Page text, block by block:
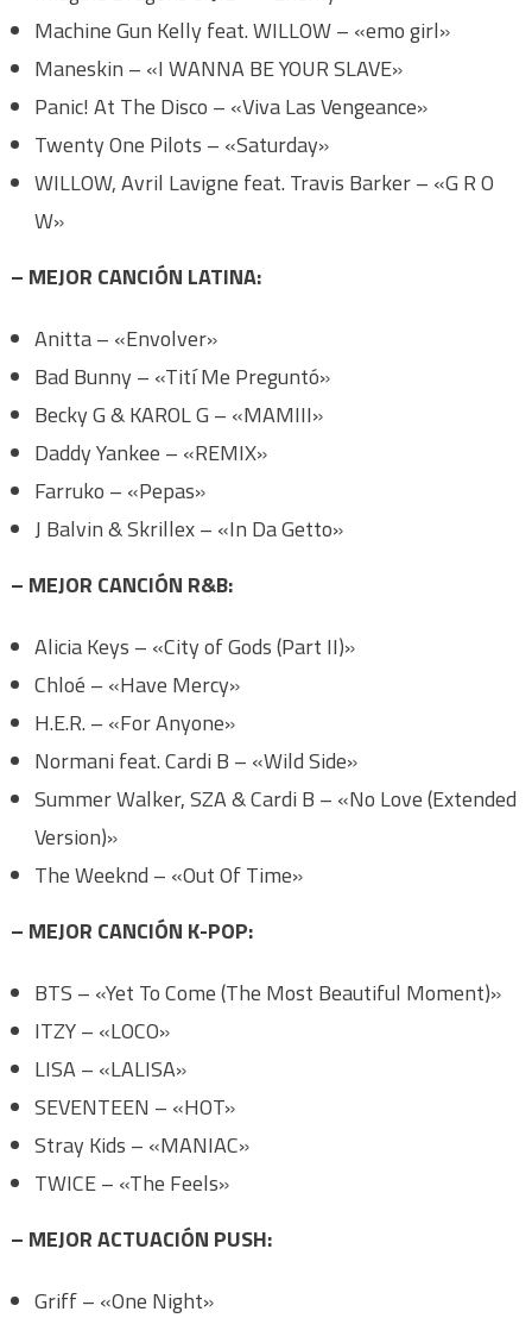
Machine Gun Kelly feat. WILLOW – «emo girl»
Maneskin – «I WANNA BE YOUR SLAVE»
Panic! At The Disco – «Viva Las Vengeance»
Twenty One Pilots – «Saturday»
WILLOW, Avril Lavigne feat. Travis Barker – «G R O
W»
– MEJOR CANCIÓN LATINA:
Anitta – «Envolver»
Bad Bunny – «Tití Me Preguntó»
Becky G & KAROL G – «MAMIII»
Daddy Yankee – «REMIX»
Farruko – «Pepas»
J Balvin & Skrillex – «In Da Getto»
– MEJOR CANCIÓN R&B:
Alicia Keys – «City of Gods (Part II)»
Chloé – «Have Mercy»
H.E.R. – «For Anyone»
Normani feat. Cardi B – «Wild Side»
Summer Walker, SZA & Cardi B – «No Love (Extended
Version)»
The Weeknd – «Out Of Time»
– MEJOR CANCIÓN K-POP:
BTS – «Yet To Come (The Most Beautiful Moment)»
ITZY – «LOCO»
LISA – «LALISA»
SEVENTEEN – «HOT»
Stray Kids – «MANIAC»
TWICE – «The Feels»
– MEJOR ACTUACIÓN PUSH:
Griff – «One Night»